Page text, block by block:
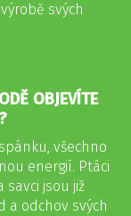
svých
OBJEVÍTE
všechno
energií. Ptáci
savci jsou již
a odchov svých